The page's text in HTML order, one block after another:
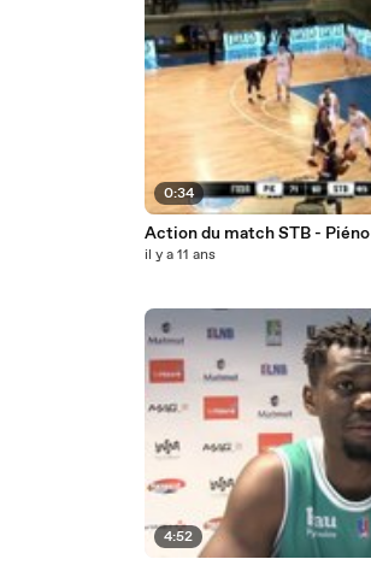
0:34
Action du match STB - Piéno
il y a 11 ans
4:52